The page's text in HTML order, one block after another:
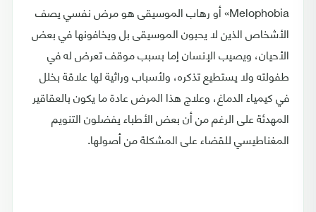
Melophobia» أو رهاب الموسيقى هو مرض نفسي يصف
الأشخاص الذين لا يحبون الموسيقى بل ويخافونها في بعض
الأحيان، ويصيب الإنسان إما بسبب موقف تعرض له في
طفولته ولا يستطيع تذكره، ولأسباب وراثية لها علاقة بخلل
في كيمياء الدماغ، وعلاج هذا المرض عادة ما يكون بالعقاقير
المهدئة على الرغم من أن بعض الأطباء يفضلون التنويم
المغناطيسي للقضاء على المشكلة من أصولها.